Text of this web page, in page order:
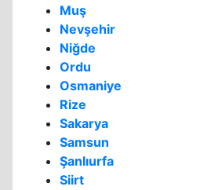
Muş
Nevşehir
Niğde
Ordu
Osmaniye
Rize
Sakarya
Samsun
Şanlıurfa
Siirt